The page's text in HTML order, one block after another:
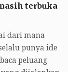
terbuka
dari mana
punya ide
peluang